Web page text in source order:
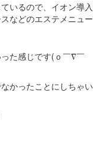
いるので、イオン導入
などのエステメニュー
った感じです(ｏ￣∇￣
かったことにしちゃい